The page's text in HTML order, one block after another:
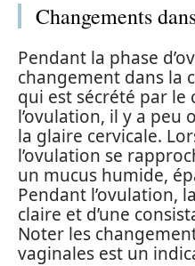
Changements
Pendant la phase
changement dans la
qui est sécrété par le
l’ovulation, il y a peu
la glaire cervicale.
l’ovulation se
un mucus humide,
Pendant l’ovulation,
claire et d’une
Noter les
vaginales est un